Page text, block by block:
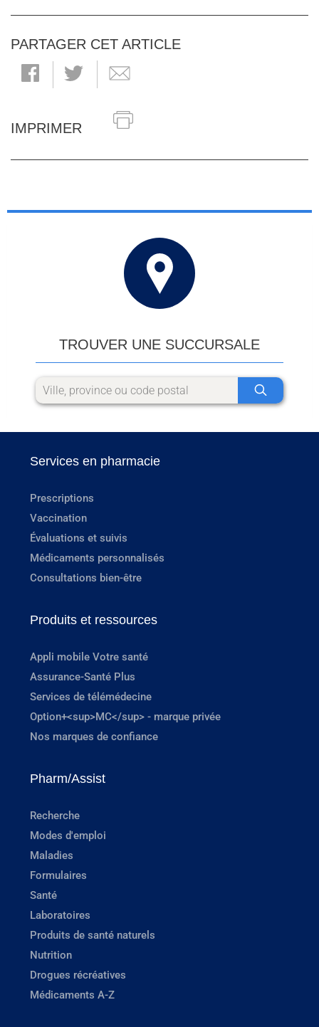
PARTAGER CET ARTICLE
IMPRIMER
TROUVER UNE SUCCURSALE
Services en pharmacie
Prescriptions
Vaccination
Évaluations et suivis
Médicaments personnalisés
Consultations bien-être
Produits et ressources
Appli mobile Votre santé
Assurance-Santé Plus
Services de télémédecine
Option+<sup>MC</sup> - marque privée
Nos marques de confiance
Pharm/Assist
Recherche
Modes d'emploi
Maladies
Formulaires
Santé
Laboratoires
Produits de santé naturels
Nutrition
Drogues récréatives
Médicaments A-Z